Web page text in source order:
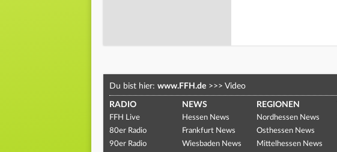
Du bist hier: www.FFH.de >>> Video
RADIO
FFH Live
80er Radio
90er Radio
NEWS
Hessen News
Frankfurt News
Wiesbaden News
REGIONEN
Nordhessen News
Osthessen News
Mittelhessen News